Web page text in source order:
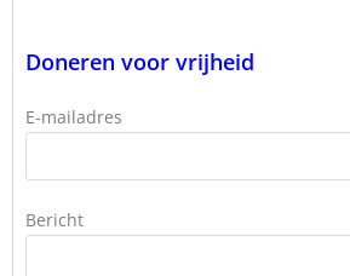
Doneren voor vrijheid
E-mailadres
Bericht